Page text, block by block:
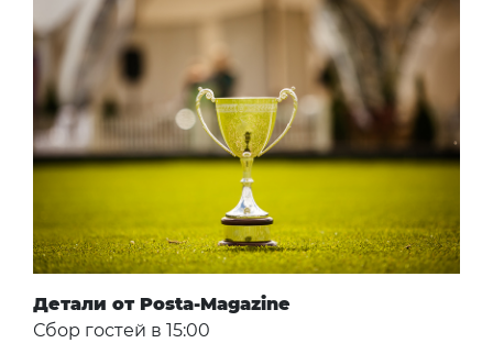
Детали от Posta-Magazine
Сбор гостей в 15:00